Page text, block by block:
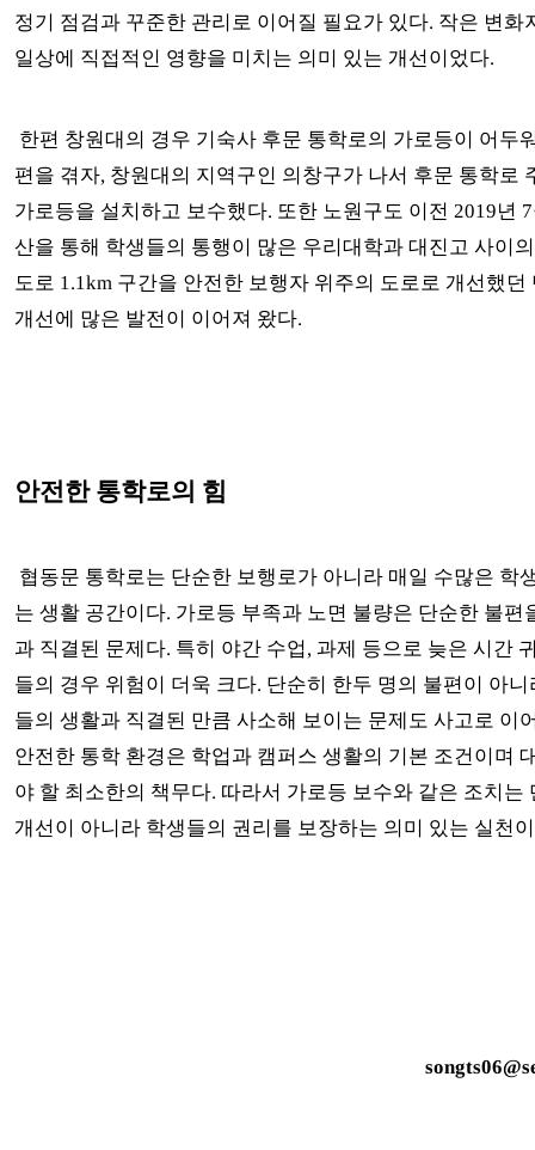
정기 점검과 꾸준한 관리로 이어질 필요가 있다. 작은 변화
일상에 직접적인 영향을 미치는 의미 있는 개선이었다.
한편 창원대의 경우 기숙사 후문 통학로의 가로등이 어두
편을 겪자, 창원대의 지역구인 의창구가 나서 후문 통학로
가로등을 설치하고 보수했다. 또한 노원구도 이전 2019년
산을 통해 학생들의 통행이 많은 우리대학과 대진고 사이
도로 1.1km 구간을 안전한 보행자 위주의 도로로 개선했던
개선에 많은 발전이 이어져 왔다.
안전한 통학로의 힘
협동문 통학로는 단순한 보행로가 아니라 매일 수많은 학
는 생활 공간이다. 가로등 부족과 노면 불량은 단순한 불편
과 직결된 문제다. 특히 야간 수업, 과제 등으로 늦은 시간
들의 경우 위험이 더욱 크다. 단순히 한두 명의 불편이 아
들의 생활과 직결된 만큼 사소해 보이는 문제도 사고로 이
안전한 통학 환경은 학업과 캠퍼스 생활의 기본 조건이며
야 할 최소한의 책무다. 따라서 가로등 보수와 같은 조치는
개선이 아니라 학생들의 권리를 보장하는 의미 있는 실천